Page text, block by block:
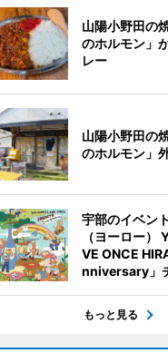
山陽小野田の
のホルモン」
レー
山陽小野田の
のホルモン」
宇部のイベン
（ヨーロー）
VE ONCE
nniversary」
もっと見る